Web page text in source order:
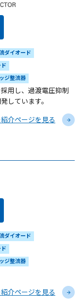
ダイオード
ジ整流器
用し、過渡電圧抑制
しています。
介ページを見る
ダイオード
ジ整流器
介ページを見る